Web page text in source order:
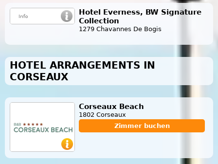
Hotel Everness, BW Signature
Collection
1279 Chavannes De Bogis
HOTEL ARRANGEMENTS IN
CORSEAUX
Corseaux Beach
1802 Corseaux
Zimmer buchen